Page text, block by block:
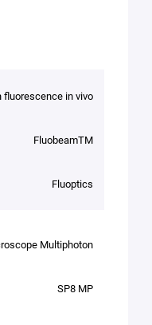
fluorescence in vivo
FluobeamTM
Fluoptics
Multiphoton
SP8 MP